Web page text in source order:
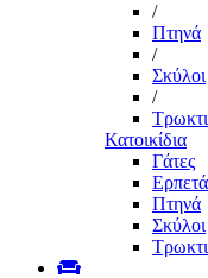
/
Πτηνά
/
Σκύλοι
/
Κατοικίδια
Γάτες
Ερπετά
Πτηνά
Σκύλοι